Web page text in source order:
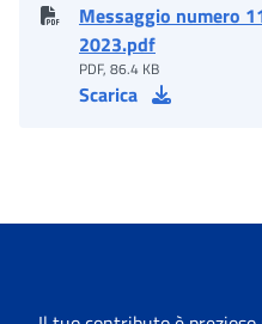
Messaggio numero
2023.pdf
PDF, 86.4 KB
Scarica